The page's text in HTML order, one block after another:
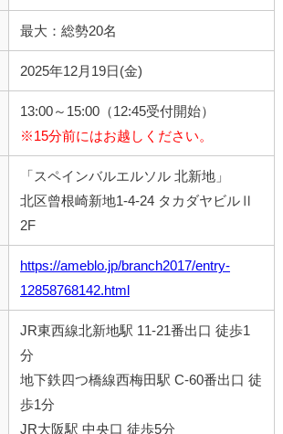
最大：総勢20名
2025年12月19日(金)
13:00～15:00（12:45受付開始）
※15分前にはお越しください。
「スペインバルエルソル 北新地」
北区曾根崎新地1-4-24 タカダヤビルⅡ
2F
https://ameblo.jp/branch2017/entry-
12858768142.html
JR東西線北新地駅 11-21番出口 徒歩1
分
地下鉄四つ橋線西梅田駅 C-60番出口 徒
歩1分
JR大阪駅 中央口 徒歩5分